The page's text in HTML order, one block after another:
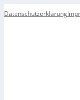
Datenschutzerklärung